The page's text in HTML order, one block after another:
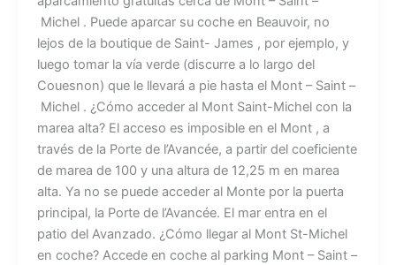
Michel . Puede aparcar su coche en Beauvoir, no
lejos de la boutique de Saint- James , por ejemplo, y
luego tomar la vía verde (discurre a lo largo del
Couesnon) que le llevará a pie hasta el Mont – Saint –
Michel . ¿Cómo acceder al Mont Saint-Michel con la
marea alta? El acceso es imposible en el Mont , a
través de la Porte de l’Avancée, a partir del coeficiente
de marea de 100 y una altura de 12,25 m en marea
alta. Ya no se puede acceder al Monte por la puerta
principal, la Porte de l’Avancée. El mar entra en el
patio del Avanzado. ¿Cómo llegar al Mont St-Michel
en coche? Accede en coche al parking Mont – Saint –